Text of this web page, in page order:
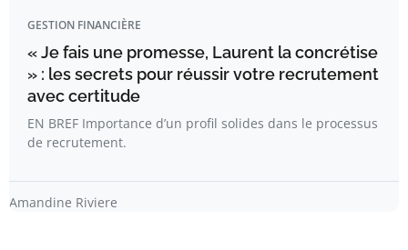
GESTION FINANCIÈRE
« Je fais une promesse, Laurent la concrétise
» : les secrets pour réussir votre recrutement
avec certitude
EN BREF Importance d’un profil solides dans le processus
de recrutement.
Amandine Riviere